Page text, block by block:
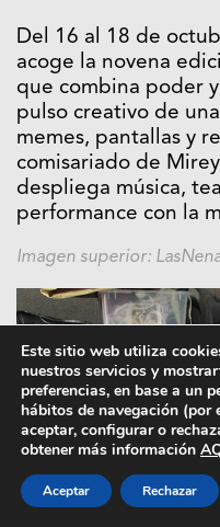
Del 16 al 18 de
acoge la novena
que combina poder
pulso creativo de
memes, pantallas y
comisariado de
despliega música,
performance con la
Imagen superior:
Este sitio web utiliza
nuestros servicios y
preferencias, en base a un
hábitos de navegación (por
aceptar, configurar o
obtener más información
Aceptar Rechazar